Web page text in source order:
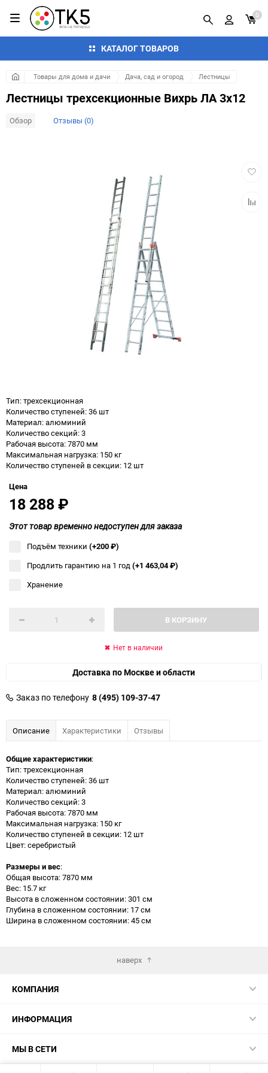
КАТАЛОГ ТОВАРОВ
0
Товары для дома и дачи Дача, сад и огород Лестницы
Лестницы трехсекционные Вихрь ЛА 3х12
Обзор Отзывы (0)
Тип: трехсекционная
Количество ступеней: 36 шт
Материал: алюминий
Количество секций: 3
Рабочая высота: 7870 мм
Максимальная нагрузка: 150 кг
Количество ступеней в секции: 12 шт
Цена
18 288₽
Этот товар временно недоступен для заказа
Подъём техники (+200₽)
Продлить гарантию на 1 год(+1 463,04₽)
Хранение
В КОРЗИНУ
Нет в наличии
Доставка по Москве и области
Заказ по телефону 8 (495) 109-37-47
Описание Характеристики Отзывы
Общие характеристики:
Тип: трехсекционная
Количество ступеней: 36 шт
Материал: алюминий
Количество секций: 3
Рабочая высота: 7870 мм
Максимальная нагрузка: 150 кг
Количество ступеней в секции: 12 шт
Цвет: серебристый
Размеры и вес:
Общая высота: 7870 мм
Вес: 15.7 кг
Высота в сложенном состоянии: 301 см
Глубина в сложенном состоянии: 17 см
Ширина в сложенном состоянии: 45 см
наверх
КОМПАНИЯ
ИНФОРМАЦИЯ
МЫ В СЕТИ